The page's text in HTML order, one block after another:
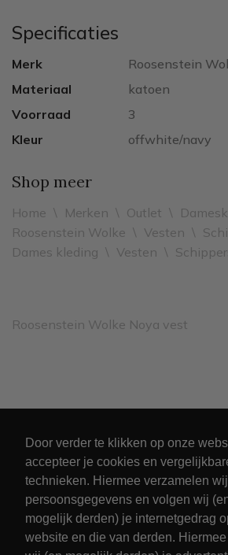
Door verder te klikken op onze
accepteer je cookies en
technieken. Hiermee verzamelen wij
persoonsgegevens en volgen wij
mogelijk derden) je internetgedrag
website en die van derden.
Specificaties
Merk
Roosenstein
Materiaal
katoen
Voorraad
3
Kleur
offwhite/navy
Shop meer
Home \ Merken \ Outlet \
Roosenstein Wolke \ Vesten \
Dames kleding \ Vesten \
Roosenstein Wolke Noya vest
Al 60+ jaar passie voor
Algemeen
Contact